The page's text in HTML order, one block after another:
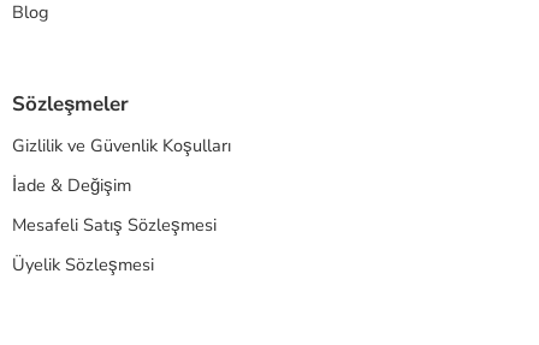
Blog
Sözleşmeler
Gizlilik ve Güvenlik Koşulları
İade & Değişim
Mesafeli Satış Sözleşmesi
Üyelik Sözleşmesi